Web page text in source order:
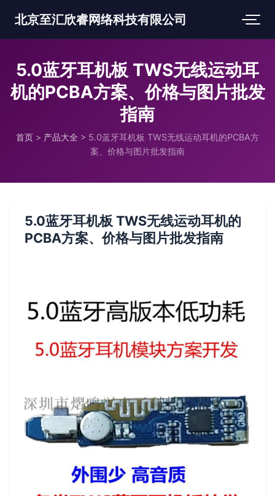
北京至汇欣睿网络科技有限公司
5.0蓝牙耳机板 TWS无线运动耳
机的PCBA方案、价格与图片批发
指南
首页 > 产品大全 > 5.0蓝牙耳机板 TWS无线运动耳机的PCBA方
案、价格与图片批发指南
5.0蓝牙耳机板 TWS无线运动耳机的
PCBA方案、价格与图片批发指南